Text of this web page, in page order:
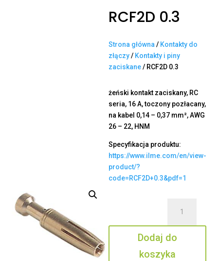
RCF2D 0.3
Strona główna / Kontakty do
złączy/ Kontakty i piny
zaciskane/ RCF2D 0.3
żeński kontakt zaciskany, RC
seria, 16 A, toczony pozłacany,
na kabel 0,14 – 0,37 mm², AWG
26 – 22, HNM
Specyfikacja produktu:
https://www.ilme.com/en/view-
product/?
code=RCF2D+0.3&pdf=1
RCF2D
0.3
Dodaj do
koszyka